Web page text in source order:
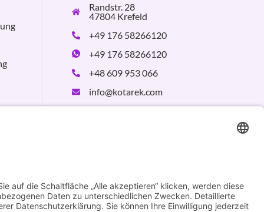
Randstr. 28
47804 Krefeld
+49 176 58266120
+49 176 58266120
+48 609 953 066
info@kotarek.com
Design by KB WebStudio